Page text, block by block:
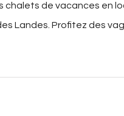
chalets de vacances en
Landes. Profitez des